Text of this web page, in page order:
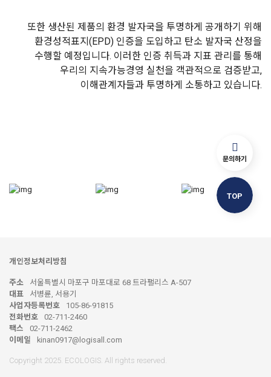
또한 생산된 제품의 환경 발자국을 투명하게 공개하기 위해
환경성적표지(EPD) 인증을 도입하고 탄소 발자국 산정을
수행할 예정입니다. 이러한 인증 취득과 지표 관리를 통해
우리의 지속가능경영 실천을 객관적으로 검증받고,
이해관계자들과 투명하게 소통하고 있습니다.
문의하기
TOP
개인정보처리방침
주소
서울특별시 마포구 마포대로 68 트라팰리스 A-507
대표
서병륜, 서용기
사업자등록번호
105-86-91815
전화번호
02-711-2460
팩스
02-711-2462
이메일
kinan0917@logisall.com
Copyright 2025. ECOLOGIS. All rights reserved.